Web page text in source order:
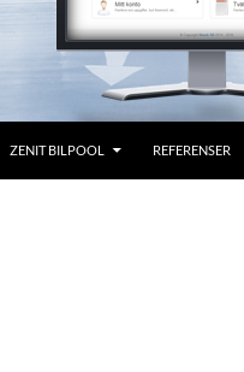
ZENIT BILPOOL REFERENSER